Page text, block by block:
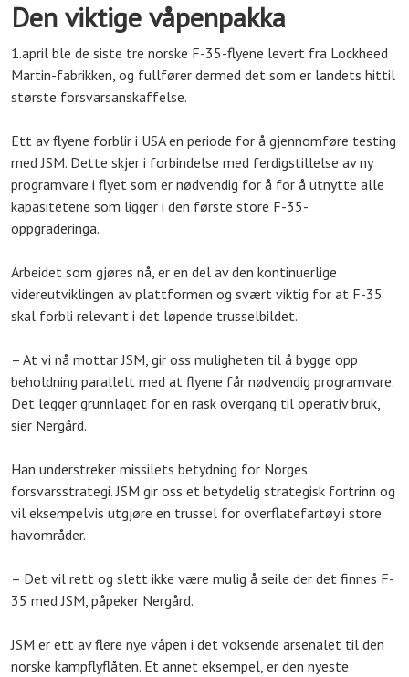
Den viktige våpenpakka
1.april ble de siste tre norske F-35-flyene levert fra Lockheed
Martin-fabrikken, og fullfører dermed det som er landets hittil
største forsvarsanskaffelse.
Ett av flyene forblir i USA en periode for å gjennomføre testing
med JSM. Dette skjer i forbindelse med ferdigstillelse av ny
programvare i flyet som er nødvendig for å for å utnytte alle
kapasitetene som ligger i den første store F-35-
oppgraderinga.
Arbeidet som gjøres nå, er en del av den kontinuerlige
videreutviklingen av plattformen og svært viktig for at F-35
skal forbli relevant i det løpende trusselbildet.
– At vi nå mottar JSM, gir oss muligheten til å bygge opp
beholdning parallelt med at flyene får nødvendig programvare.
Det legger grunnlaget for en rask overgang til operativ bruk,
sier Nergård.
Han understreker missilets betydning for Norges
forsvarsstrategi. JSM gir oss et betydelig strategisk fortrinn og
vil eksempelvis utgjøre en trussel for overflatefartøy i store
havområder.
– Det vil rett og slett ikke være mulig å seile der det finnes F-
35 med JSM, påpeker Nergård.
JSM er ett av flere nye våpen i det voksende arsenalet til den
norske kampflyflåten. Et annet eksempel, er den nyeste